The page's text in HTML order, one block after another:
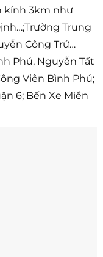
kính 3km như
Trung
Công Trứ…
Phú, Nguyễn Tất
Viên Bình Phú;
6; Bến Xe Miền